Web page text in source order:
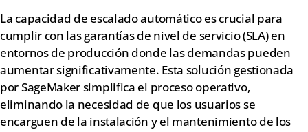
La capacidad de escalado automático es crucial para
cumplir con las garantías de nivel de servicio (SLA) en
entornos de producción donde las demandas pueden
aumentar significativamente. Esta solución gestionada
por SageMaker simplifica el proceso operativo,
eliminando la necesidad de que los usuarios se
encarguen de la instalación y el mantenimiento de los